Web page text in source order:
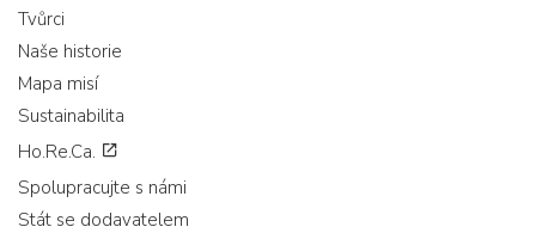
Tvůrci
Naše historie
Mapa misí
Sustainabilita
Ho.Re.Ca.
Spolupracujte s námi
Stát se dodavatelem